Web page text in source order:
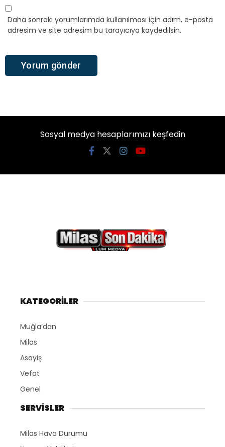
Daha sonraki yorumlarımda kullanılması için adım, e-posta
adresim ve site adresim bu tarayıcıya kaydedilsin.
Sosyal medya hesaplarımızı keşfedin
KATEGORİLER
Muğla’dan
Milas
Asayiş
Vefat
Genel
SERVİSLER
Milas Hava Durumu